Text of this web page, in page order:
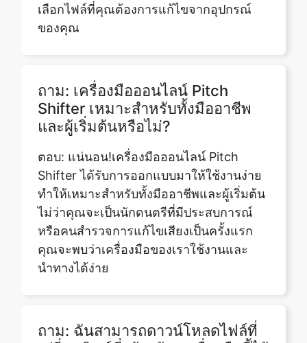
ถาม: เครื่องมือออนไลน์ Pitch
ตอบ: แน่นอน!เครื่องมือออนไลน์ Pitch
Shifter ได้รับการออกแบบมาให้ใช้งานง่าย
ทำให้เหมาะสำหรับทั้งมืออาชีพและผู้เริ่มต้น
ไม่ว่าคุณจะเป็นนักดนตรีที่มีประสบการณ์
หรือคนสำรวจการแก้ไขเสียงเป็นครั้งแรก
คุณจะพบว่าเครื่องมือของเราใช้งานและ
นำทางได้ง่าย
ถาม: ฉันสามารถดาวน์โหลดไฟล์ที่
ตอบ: ใช่เมื่อคุณปรับระดับเสียงของไฟล์เสียง